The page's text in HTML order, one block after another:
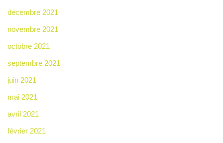
décembre 2021
novembre 2021
octobre 2021
septembre 2021
juin 2021
mai 2021
avril 2021
février 2021